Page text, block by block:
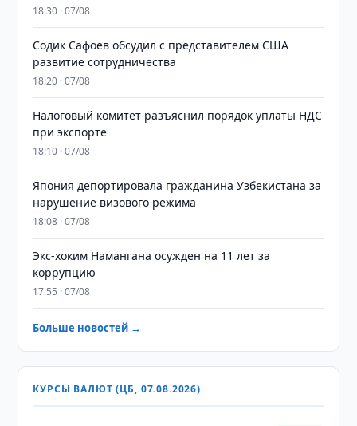
18:30 · 07/08
Содик Сафоев обсудил с представителем США
развитие сотрудничества
18:20 · 07/08
Налоговый комитет разъяснил порядок уплаты НДС
при экспорте
18:10 · 07/08
Япония депортировала гражданина Узбекистана за
нарушение визового режима
18:08 · 07/08
​​​​​​​Экс-хоким Намангана осужден на 11 лет за
коррупцию
17:55 · 07/08
Больше новостей →
КУРСЫ ВАЛЮТ (ЦБ, 07.08.2026)